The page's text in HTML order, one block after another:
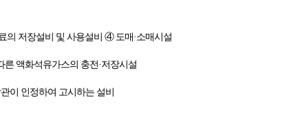
저장설비 및 사용설비 ④ 도매·소매시설
액화석유가스의 충전·저장시설
이 인정하여 고시하는 설비